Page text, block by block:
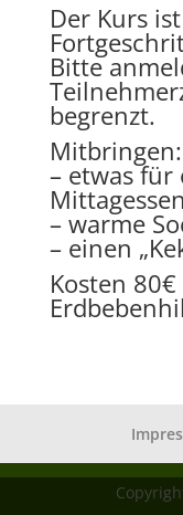
Der Kurs
Bitte
begrenzt.
Mitbringen:
– etwas für
– warme
– einen
Kosten